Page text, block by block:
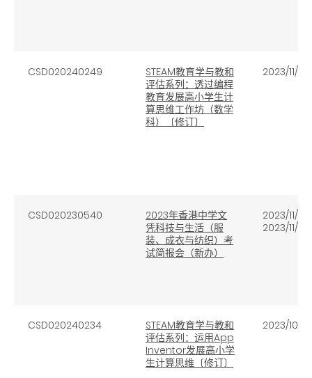
CSD020240249
STEAM教育学与教和
评估系列：透过编程
教育发展高小学生计
算思维工作坊（数学
科）〔修订〕
2023/11/7
CSD020230540
2023年香港中学文
凭科技与生活（服
装、成衣与纺织）考
试简报会（新办）
2023/11/4
2023/11/4
CSD020240234
STEAM教育学与教和
评估系列：运用App
Inventor发展高小学
生计算思维〔修订〕
2023/10/31